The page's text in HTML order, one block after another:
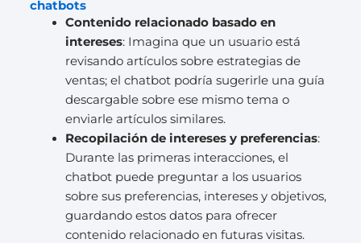
chatbots
Contenido relacionado basado en
intereses: Imagina que un usuario está
revisando artículos sobre estrategias de
ventas; el chatbot podría sugerirle una guía
descargable sobre ese mismo tema o
enviarle artículos similares.
Recopilación de intereses y preferencias:
Durante las primeras interacciones, el
chatbot puede preguntar a los usuarios
sobre sus preferencias, intereses y objetivos,
guardando estos datos para ofrecer
contenido relacionado en futuras visitas.